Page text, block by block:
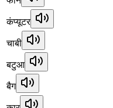
कंप्यूटर
चाबी
बटुआ
बैग